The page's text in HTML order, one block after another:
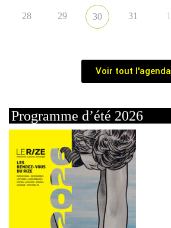
28 29 30 31 1
Voir tout l'agenda
Programme d’été 2026